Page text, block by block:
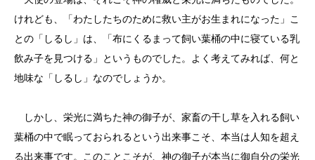
けれども、「わたしたちのために救い主がお生まれになった」こ
との「しるし」は、「布にくるまって飼い葉桶の中に寝ている乳
飲み子を見つける」というものでした。よく考えてみれば、何と
地味な「しるし」なのでしょうか。
しかし、栄光に満ちた神の御子が、家畜の干し草を入れる飼い
葉桶の中で眠っておられるという出来事こそ、本当は人知を超え
る出来事です。このことこそが、神の御子が本当に御自分の栄光